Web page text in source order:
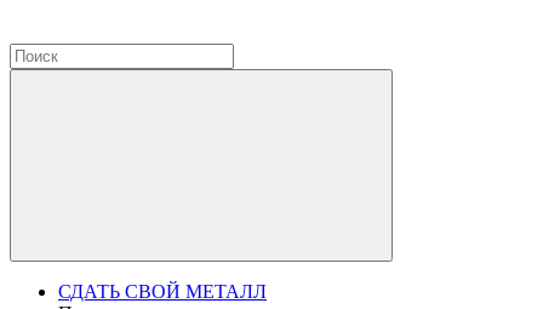
СДАТЬ СВОЙ МЕТАЛЛ